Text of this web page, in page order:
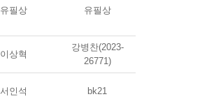
유필상 유필상
이상혁
강병찬(2023-
26771)
서인석 bk21